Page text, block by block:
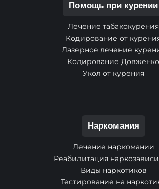
Помощь при курении
Лечение табакокурения
Кодирование от
Лазерное лечение
Кодирование Довженко
Укол от курения
Наркомания
Лечение наркомании
Реабилитация
Виды наркотиков
Тестирование на